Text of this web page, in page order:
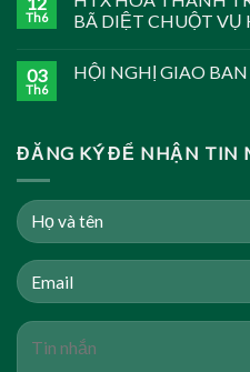
Th6
BÃ DIỆT CHUỘT
03
Th6
HỘI NGHỊ GIAO
ĐĂNG KÝ ĐỂ NHẬN TIN